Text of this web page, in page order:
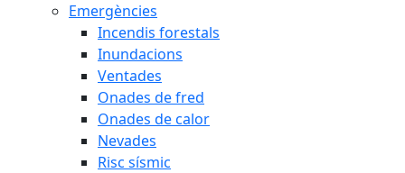
Emergències
Incendis forestals
Inundacions
Ventades
Onades de fred
Onades de calor
Nevades
Risc sísmic